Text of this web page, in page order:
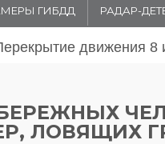
ГИБДД РАДАР-
движения
ЛОВЯЩИХ